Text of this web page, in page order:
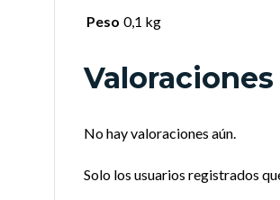
Peso 0,1 kg
Valoraciones
No hay valoraciones aún.
Solo los usuarios registrados